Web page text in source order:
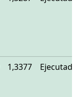
1,3377 Ejecutado